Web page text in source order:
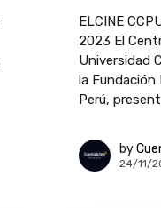
ELCINE
2023 El
Universidad
la Fundación
Perú,
by
24/11/